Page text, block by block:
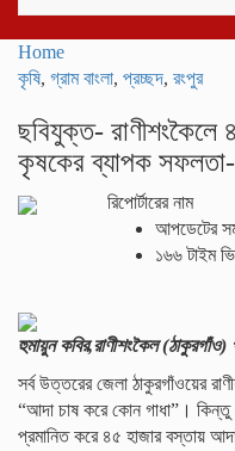
Home
কৃষি, গ্রাম বাংলা, প্রচ্ছদ, রংপুর
ছবিযুক্ত- রাণীশংকৈলে
কৃষকের ব্যাপক সফলতা-
রিপোর্টারের নাম
আপডেটের
১৬৬ টাইম
হুমায়ুন কবির,রাণীশংকৈল (ঠাকুরগাঁও)
সর্ব উত্তরের জেলা ঠাকুরগাঁওয়ের
“আদা চাষ করে কোন গাধা”।
প্রমানিত করে ৪৫ হাজার বস্তায়